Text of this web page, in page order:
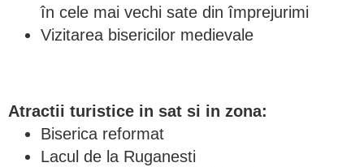
în cele mai vechi sate din împrejurimi
Vizitarea bisericilor medievale
Atractii turistice in sat si in zona:
Biserica reformat
Lacul de la Ruganesti